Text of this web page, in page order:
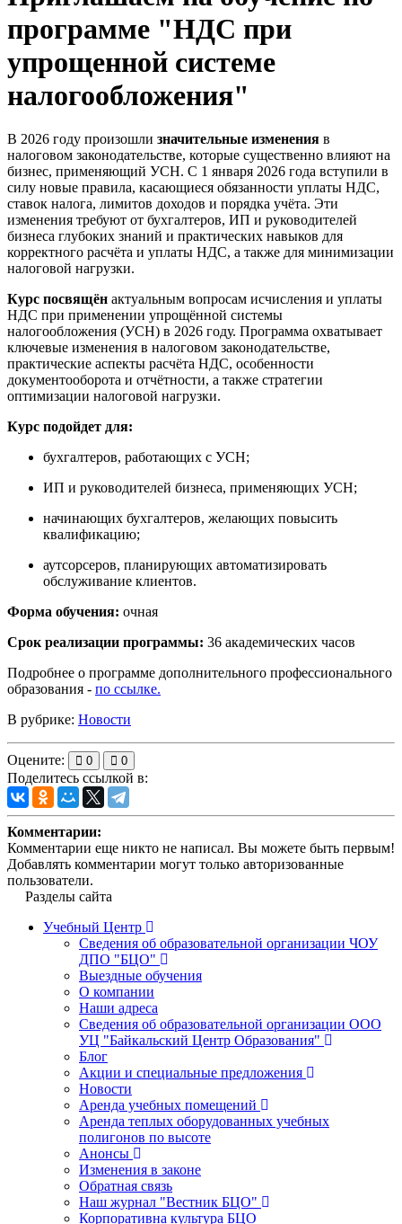
программе "НДС при
упрощенной системе
налогообложения"
В 2026 году произошли значительные изменения в
налоговом законодательстве, которые существенно влияют на
бизнес, применяющий УСН. С 1 января 2026 года вступили в
силу новые правила, касающиеся обязанности уплаты НДС,
ставок налога, лимитов доходов и порядка учёта. Эти
изменения требуют от бухгалтеров, ИП и руководителей
бизнеса глубоких знаний и практических навыков для
корректного расчёта и уплаты НДС, а также для минимизации
налоговой нагрузки.
Курс посвящён актуальным вопросам исчисления и уплаты
НДС при применении упрощённой системы
налогообложения (УСН) в 2026 году. Программа охватывает
ключевые изменения в налоговом законодательстве,
практические аспекты расчёта НДС, особенности
документооборота и отчётности, а также стратегии
оптимизации налоговой нагрузки.
Курс подойдет для:
бухгалтеров, работающих с УСН;
ИП и руководителей бизнеса, применяющих УСН;
начинающих бухгалтеров, желающих повысить
квалификацию;
аутсорсеров, планирующих автоматизировать
обслуживание клиентов.
Форма обучения: очная
Срок реализации программы: 36 академических часов
Подробнее о программе дополнительного профессионального
образования - по ссылке.
В рубрике: Новости
Оцените: 0 0
Поделитесь ссылкой в:
Комментарии:
Комментарии еще никто не написал. Вы можете быть первым!
Добавлять комментарии могут только авторизованные
пользователи.
Разделы сайта
Учебный Центр
Сведения об образовательной организации ЧОУ
ДПО "БЦО"
Выездные обучения
О компании
Наши адреса
Сведения об образовательной организации ООО
УЦ "Байкальский Центр Образования"
Блог
Акции и специальные предложения
Новости
Аренда учебных помещений
Аренда теплых оборудованных учебных
полигонов по высоте
Анонсы
Изменения в законе
Обратная связь
Наш журнал "Вестник БЦО"
Корпоративна культура БЦО